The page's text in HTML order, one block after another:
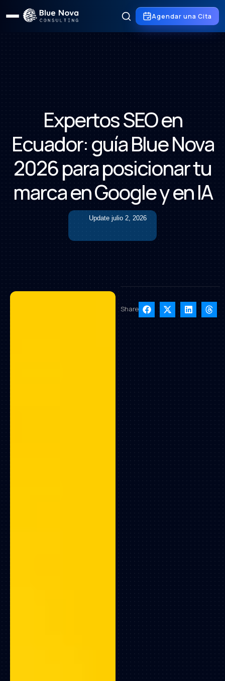
Agendar una Cita
Expertos SEO en
Ecuador: guía Blue Nova
2026 para posicionar tu
marca en Google y en IA
Update julio 2, 2026
Share